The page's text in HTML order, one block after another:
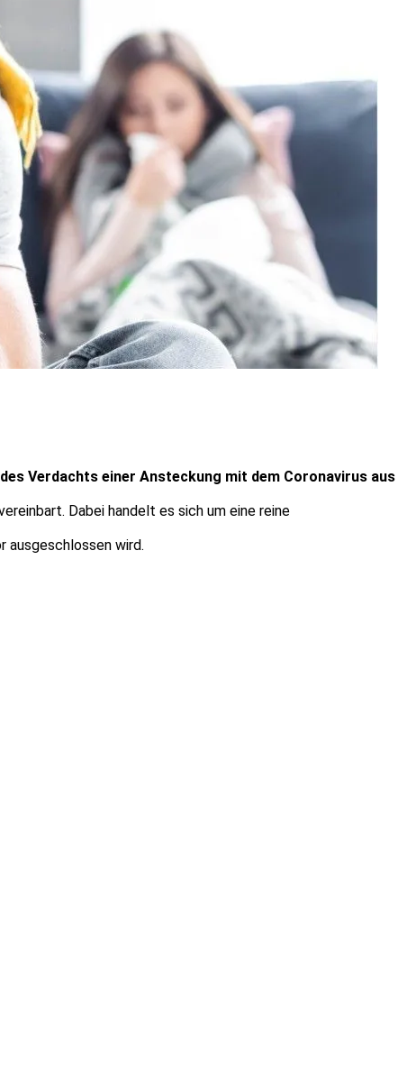
Verdachts einer Ansteckung mit dem Coronavirus aus
Dabei handelt es sich um eine reine
ausgeschlossen wird.